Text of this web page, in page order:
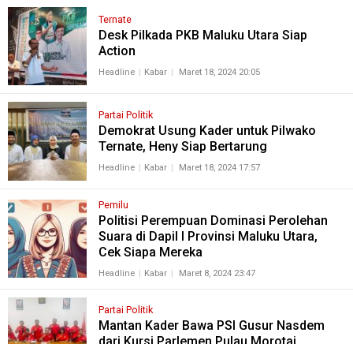
Ternate
Desk Pilkada PKB Maluku Utara Siap
Action
Headline Kabar Maret 18, 2024 20:05
Partai Politik
Demokrat Usung Kader untuk Pilwako
Ternate, Heny Siap Bertarung
Headline Kabar Maret 18, 2024 17:57
Pemilu
Politisi Perempuan Dominasi Perolehan
Suara di Dapil I Provinsi Maluku Utara,
Cek Siapa Mereka
Headline Kabar Maret 8, 2024 23:47
Partai Politik
Mantan Kader Bawa PSI Gusur Nasdem